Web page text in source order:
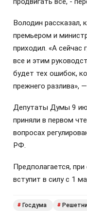
Володин рассказал,
премьером и
приходил. «А сейчас
все и этим
будет тех ошибок,
прежнего разлива»,
Депутаты Думы 9
приняли в первом
вопросах
РФ.
Предполагается,
вступит в силу с 1
# Госдума #